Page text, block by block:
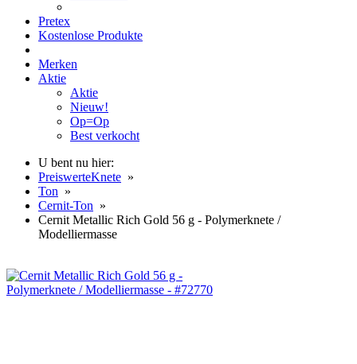
Pretex
Kostenlose Produkte
Merken
Aktie
Aktie
Nieuw!
Op=Op
Best verkocht
U bent nu hier:
PreiswerteKnete »
Ton »
Cernit-Ton »
Cernit Metallic Rich Gold 56 g - Polymerknete /
Modelliermasse